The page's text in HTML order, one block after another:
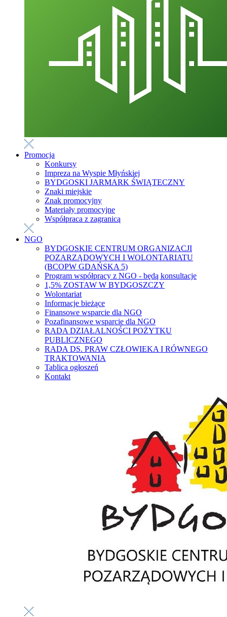
Promocja
Konkursy
Impreza na Wyspie Młyńskiej
BYDGOSKI JARMARK ŚWIĄTECZNY
Znaki miejskie
Znak promocyjny
Materiały promocyjne
Współpraca z zagranicą
NGO
BYDGOSKIE CENTRUM ORGANIZACJI
POZARZĄDOWYCH I WOLONTARIATU
(BCOPW GDAŃSKA 5)
Program współpracy z NGO - będą konsultacje
1,5% ZOSTAW W BYDGOSZCZY
Wolontariat
Informacje bieżące
Finansowe wsparcie dla NGO
Pozafinansowe wsparcie dla NGO
RADA DZIAŁALNOŚCI POŻYTKU
PUBLICZNEGO
RADA DS. PRAW CZŁOWIEKA I RÓWNEGO
TRAKTOWANIA
Tablica ogłoszeń
Kontakt